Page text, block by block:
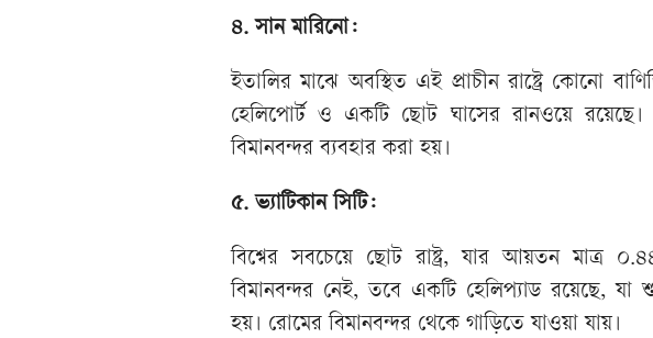
৪. সান মারিনো:
ইতালির মাঝে অবস্থিত এই প্রাচীন রাষ্ট্রে কোনো
হেলিপোর্ট ও একটি ছোট ঘাসের রানওয়ে রয়েছে।
বিমানবন্দর ব্যবহার করা হয়।
৫. ভ্যাটিকান সিটি:
বিশ্বের সবচেয়ে ছোট রাষ্ট্র, যার আয়তন মাত্র
বিমানবন্দর নেই, তবে একটি হেলিপ্যাড রয়েছে, যা
হয়। রোমের বিমানবন্দর থেকে গাড়িতে যাওয়া যায়।